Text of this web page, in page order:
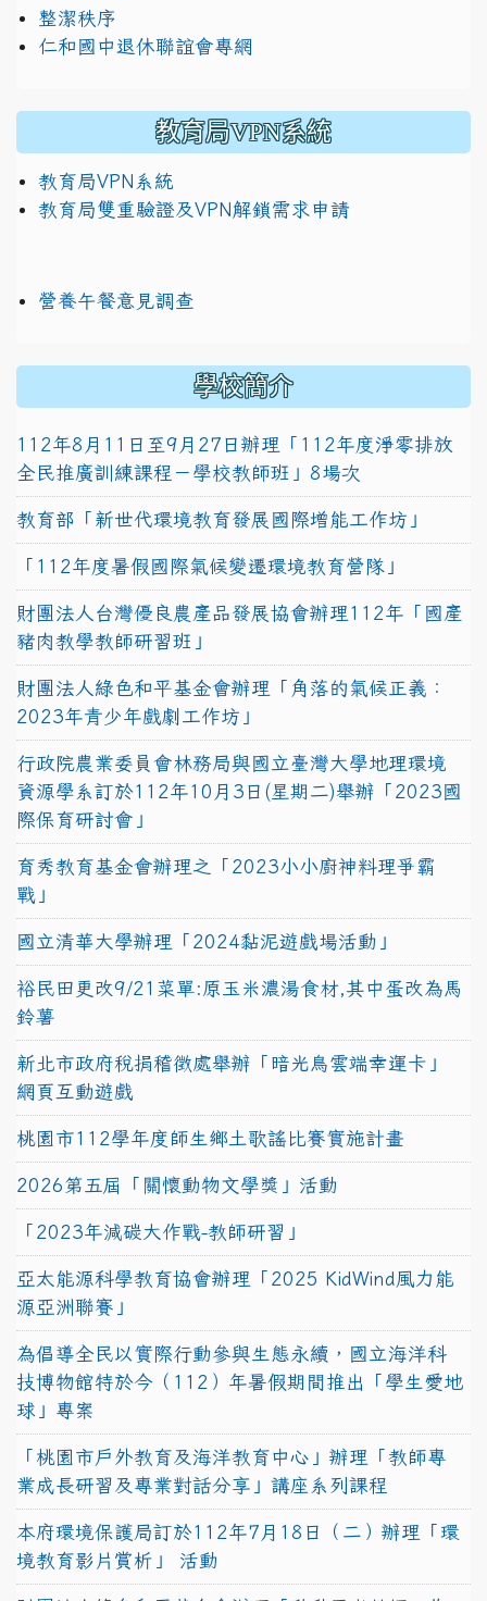
整潔秩序
仁和國中退休聯誼會專網
教育局VPN系統
教育局VPN系統
教育局雙重驗證及VPN解鎖需求申請
營養午餐意見調查
學校簡介
112年8月11日至9月27日辦理「112年度淨零排放
全民推廣訓練課程－學校教師班」8場次
教育部「新世代環境教育發展國際增能工作坊」
「112年度暑假國際氣候變遷環境教育營隊」
財團法人台灣優良農產品發展協會辦理112年「國產
豬肉教學教師研習班」
財團法人綠色和平基金會辦理「角落的氣候正義：
2023年青少年戲劇工作坊」
行政院農業委員會林務局與國立臺灣大學地理環境
資源學系訂於112年10月3日(星期二)舉辦「2023國
際保育研討會」
育秀教育基金會辦理之「2023小小廚神料理爭霸
戰」
國立清華大學辦理「2024黏泥遊戲場活動」
裕民田更改9/21菜單:原玉米濃湯食材,其中蛋改為馬
鈴薯
新北市政府稅捐稽徵處舉辦「暗光鳥雲端幸運卡」
網頁互動遊戲
桃園市112學年度師生鄉土歌謠比賽實施計畫
2026第五屆「關懷動物文學獎」活動
「2023年減碳大作戰-教師研習」
亞太能源科學教育協會辦理「2025 KidWind風力能
源亞洲聯賽」
為倡導全民以實際行動參與生態永續，國立海洋科
技博物館特於今（112）年暑假期間推出「學生愛地
球」專案
「桃園市戶外教育及海洋教育中心」辦理「教師專
業成長研習及專業對話分享」講座系列課程
本府環境保護局訂於112年7月18日（二）辦理「環
境教育影片賞析」 活動